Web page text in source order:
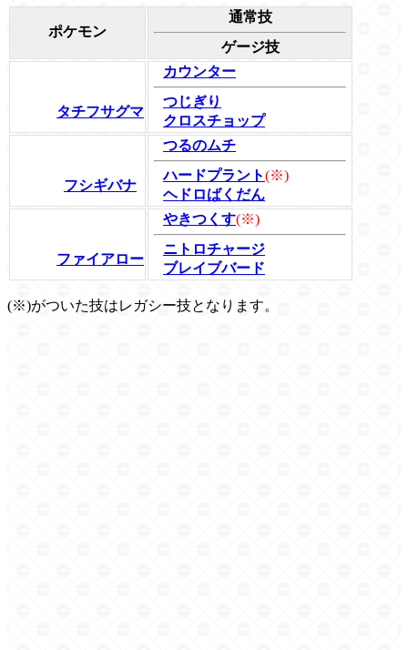
ポケモン
通常技
ゲージ技
タチフサグマ
カウンター
つじぎり
クロスチョップ
フシギバナ
つるのムチ
ハードプラント(※)
ヘドロばくだん
ファイアロー
やきつくす(※)
ニトロチャージ
ブレイブバード
(※)がついた技はレガシー技となります。